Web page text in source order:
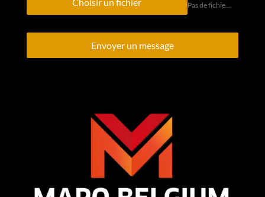
Pas de fichier choisi
Envoyer un message